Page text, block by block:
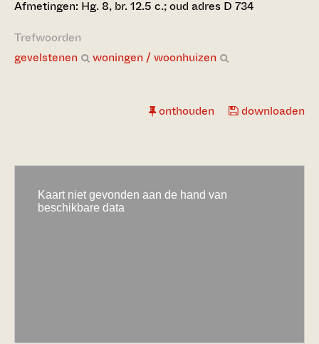
Afmetingen: Hg. 8, br. 12.5 c.; oud adres D 734
Trefwoorden
gevelstenen
woningen / woonhuizen
onthouden downloaden